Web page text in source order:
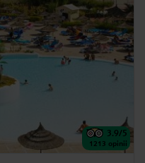
3.9/5
1213 opinii